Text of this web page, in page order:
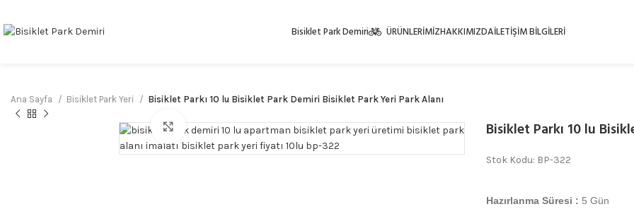
Bisiklet Park Demiri ÜRÜNLERİMİZHAKKIMIZDAİLETİŞİM BİLGİLERİ
Ana Sayfa Bisiklet Park Yeri Bisiklet Parkı 10 lu Bisiklet Park Demiri Bisiklet Park Yeri Park Alanı
Büyütmek için tıklayın Bisiklet Parkı 10 lu
Stok Kodu: BP-322
Hazırlanma Süresi : 5 Gün